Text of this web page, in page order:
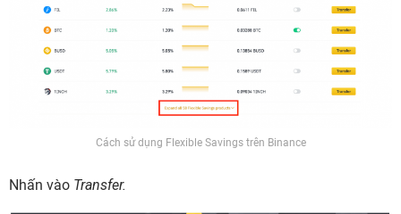
Cách sử dụng Flexible Savings trên Binance
Nhấn vào Transfer.